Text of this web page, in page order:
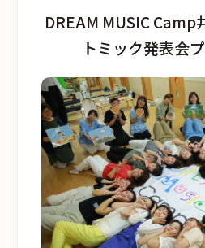
DREAM MUSIC Camp
トミック発表会